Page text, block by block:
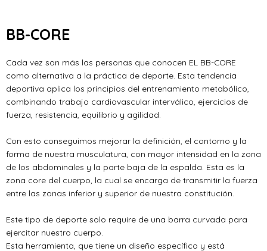
BB-CORE
Cada vez son más las personas que conocen EL BB-CORE
como alternativa a la práctica de deporte. Esta tendencia
deportiva aplica los principios del entrenamiento metabólico,
combinando trabajo cardiovascular interválico, ejercicios de
fuerza, resistencia, equilibrio y agilidad.
Con esto conseguimos mejorar la definición, el contorno y la
forma de nuestra musculatura, con mayor intensidad en la zona
de los abdominales y la parte baja de la espalda. Esta es la
zona core del cuerpo, la cual se encarga de transmitir la fuerza
entre las zonas inferior y superior de nuestra constitución.
Este tipo de deporte solo require de una barra curvada para
ejercitar nuestro cuerpo.
Esta herramienta, que tiene un diseño específico y está